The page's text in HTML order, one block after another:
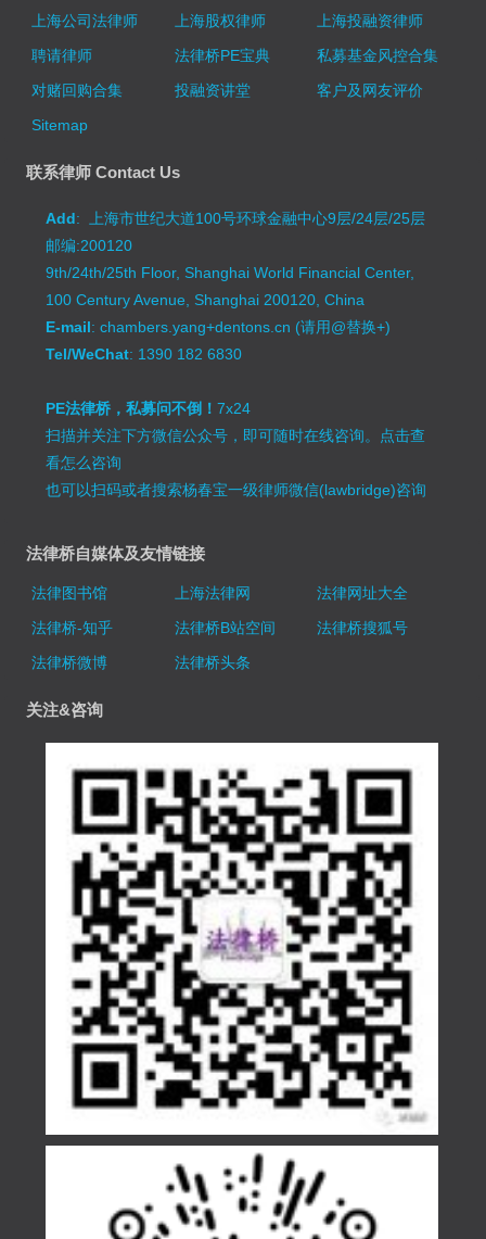
上海公司法律师
上海股权律师
上海投融资律师
聘请律师
法律桥PE宝典
私募基金风控合集
对赌回购合集
投融资讲堂
客户及网友评价
Sitemap
联系律师 Contact Us
Add: 上海市世纪大道100号环球金融中心9层/24层/25层
邮编:200120
9th/24th/25th Floor, Shanghai World Financial Center,
100 Century Avenue, Shanghai 200120, China
E-mail: chambers.yang+dentons.cn (请用@替换+)
Tel/WeChat: 1390 182 6830
PE法律桥，私募问不倒！7x24
扫描并关注下方微信公众号，即可随时在线咨询。 点击查
看怎么咨询
也可以扫码或者搜索杨春宝一级律师微信(lawbridge)咨询
法律桥自媒体及友情链接
法律图书馆 上海法律网
法律网址大全
法律桥-知乎
法律桥B站空间
法律桥搜狐号
法律桥微博
法律桥头条
关注&咨询